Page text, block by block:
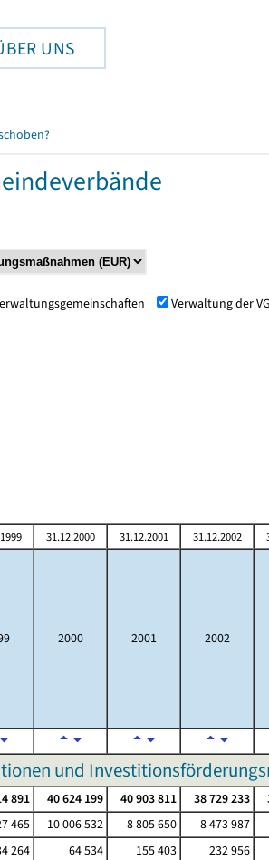
UNS
Verwaltung der
31.12.2000 31.12.2001 31.12.2002
2000 2001 2002
und
891 40 624 199 40 903 811 38 729 233
465 10 006 532 8 805 650
8 473 987
264 64 534 155 403
232 956